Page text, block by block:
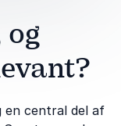
en central del af